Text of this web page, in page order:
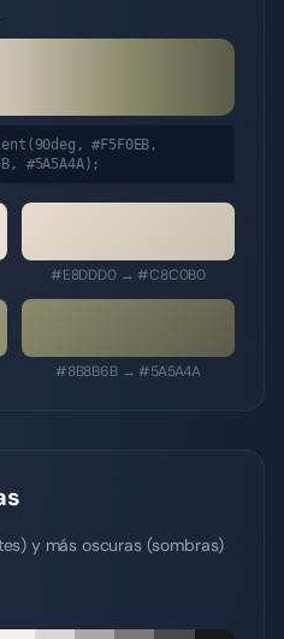
#F5F0EB,
#5A5A4A);
#E8DDD0→ #C8C0B0
#8B8B6B→ #5A5A4A
y más oscuras (sombras)